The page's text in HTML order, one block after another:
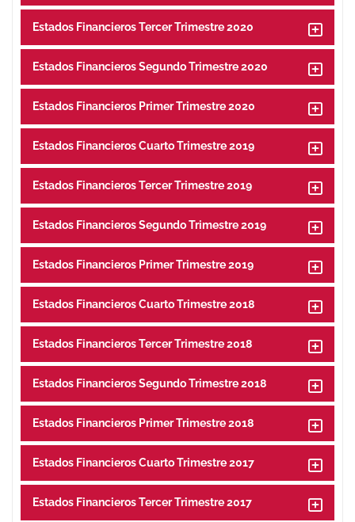
Estados Financieros Tercer Trimestre 2020
Estados Financieros Segundo Trimestre 2020
Estados Financieros Primer Trimestre 2020
Estados Financieros Cuarto Trimestre 2019
Estados Financieros Tercer Trimestre 2019
Estados Financieros Segundo Trimestre 2019
Estados Financieros Primer Trimestre 2019
Estados Financieros Cuarto Trimestre 2018
Estados Financieros Tercer Trimestre 2018
Estados Financieros Segundo Trimestre 2018
Estados Financieros Primer Trimestre 2018
Estados Financieros Cuarto Trimestre 2017
Estados Financieros Tercer Trimestre 2017